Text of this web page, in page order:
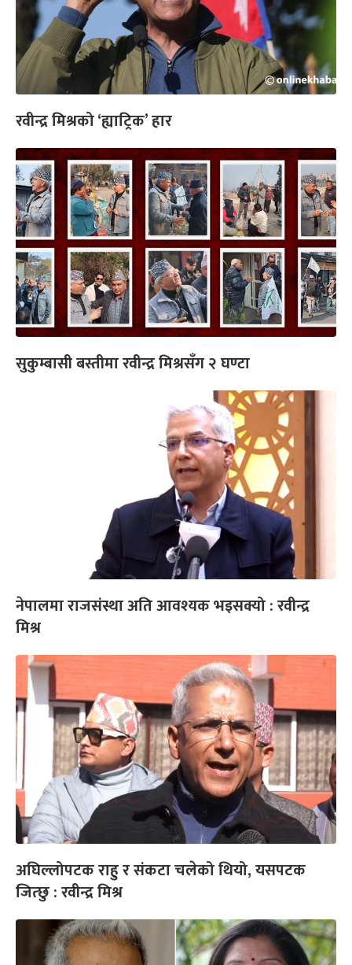
रवीन्द्र मिश्रको ‘ह्याट्रिक’ हार
सुकुम्बासी बस्तीमा रवीन्द्र मिश्रसँग २ घण्टा
नेपालमा राजसंस्था अति आवश्यक भइसक्यो : रवीन्द्र
मिश्र
अघिल्लोपटक राहु र संकटा चलेको थियो, यसपटक
जित्छु : रवीन्द्र मिश्र